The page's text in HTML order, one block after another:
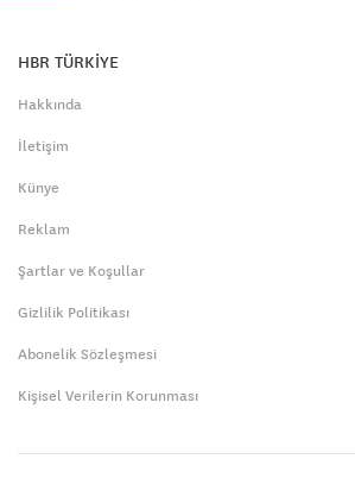
HBR TÜRKİYE
Hakkında
İletişim
Künye
Reklam
Şartlar ve Koşullar
Gizlilik Politikası
Abonelik Sözleşmesi
Kişisel Verilerin Korunması